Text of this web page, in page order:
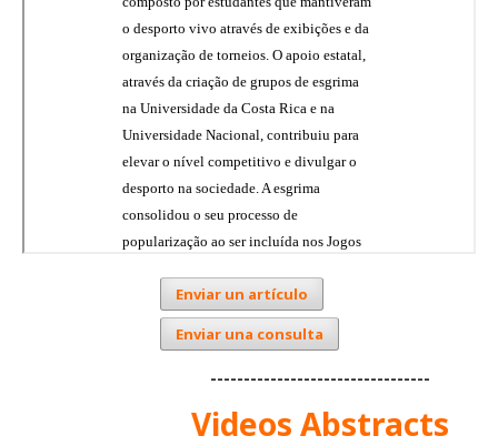
Enviar un artículo
Enviar una consulta
---------------------------------
Videos Abstracts